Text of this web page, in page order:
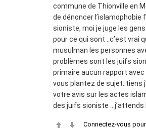
commune de Thionville en
de dénoncer l’islamophobie
sioniste, moi je juge les
pour ce qui sont ..c’est vrai
musulman les personnes
problèmes sont les juifs
primaire aucun rapport avec
vous plantez de sujet..tiens
votre avis sur les actes
des juifs sioniste …j’attends il
Connectez-vous